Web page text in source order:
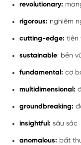
revolutionary:
rigorous: nghiêm
cutting-edge: tiên
sustainable: bền
fundamental: cơ
multidimensional:
groundbreaking:
insightful: sâu sắc
anomalous: bất